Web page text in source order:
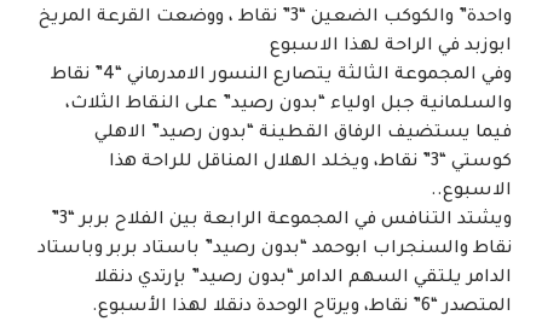
واحدة” والكوكب الضعين “3” نقاط ، ووضعت القرعة المريخ
ابوزبد في الراحة لهذا الاسبوع
وفي المجموعة الثالثة يتصارع النسور الامدرماني “4” نقاط
والسلمانية جبل اولياء “بدون رصيد” على النقاط الثلاث،
فيما يستضيف الرفاق القطينة “بدون رصيد” الاهلي
كوستي “3” نقاط، ويخلد الهلال المناقل للراحة هذا
الاسبوع..
ويشتد التنافس في المجموعة الرابعة بين الفلاح بربر “3”
نقاط والسنجراب ابوحمد “بدون رصيد” باستاد بربر وباستاد
الدامر يلتقي السهم الدامر “بدون رصيد” بإرتدي دنقلا
المتصدر “6” نقاط، ويرتاح الوحدة دنقلا لهذا الأسبوع.